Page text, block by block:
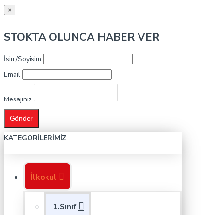
×
STOKTA OLUNCA HABER VER
İsim/Soyisim
Email
Mesajınız
Gönder
KATEGORILERIMIZ
İlkokul
1.Sınıf